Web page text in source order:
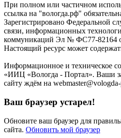
При полном или частичном
ссылка на "вологда.рф"
Зарегистрировано Федеральной
связи, информационных
коммуникаций Эл № ФС77-82164
Настоящий ресурс может
Информационное и техническое
«ИИЦ «Вологда - Портал». Ваши
сайту ждём на
Ваш браузер устарел!
Обновите ваш браузер для
сайта. Обновить мой браузер